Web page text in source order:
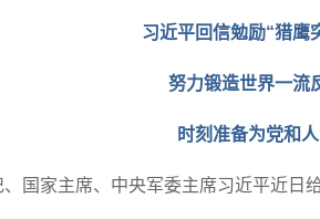
习近平回信勉励“猎鹰
努力锻造世界一流
时刻准备为党和
国家主席、中央军委主席习近平近日